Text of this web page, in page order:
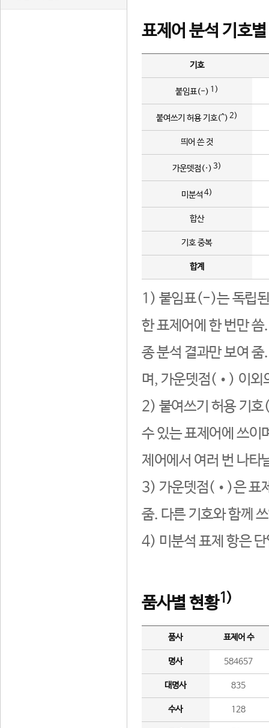
표제어 분석 기호
기호
붙임표(-) 1)
붙여쓰기 허용 기호(^) 2)
띄어 쓴 것
가운뎃점(·) 3)
미분석 4)
합산
기호 중복
합계
1) 붙임표(-)는 독립된
한 표제어에 한 번만
종 분석 결과만 보여
며, 가운뎃점(•) 이외
2) 붙여쓰기 허용 기호
수 있는 표제어에 쓰이
제어에서 여러 번 나타
3) 가운뎃점(•)은 표
줌. 다른 기호와 함께
4) 미분석 표제 항은
품사별 현황1)
품사 표제어 수
명사 584657
대명사 835
수사 128